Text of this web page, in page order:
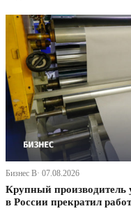
Бизнес В· 07.08.2026
Крупный производитель
в России прекратил